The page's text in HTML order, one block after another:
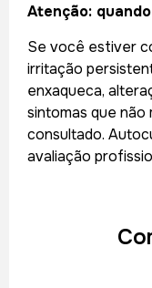
Atenção:
Se você estiver
irritação
enxaqueca,
sintomas que não
consultado.
avaliação